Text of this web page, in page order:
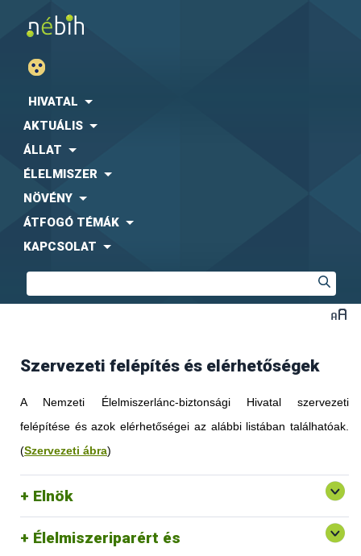
HIVATAL
AKTUÁLIS
ÁLLAT
ÉLELMISZER
NÖVÉNY
ÁTFOGÓ TÉMÁK
KAPCSOLAT
Szervezeti felépítés és elérhetőségek
A Nemzeti Élelmiszerlánc-biztonsági Hivatal szervezeti
felépítése és azok elérhetőségei az alábbi listában találhatóak.
(Szervezeti ábra)
Elnök
Élelmiszeriparért és